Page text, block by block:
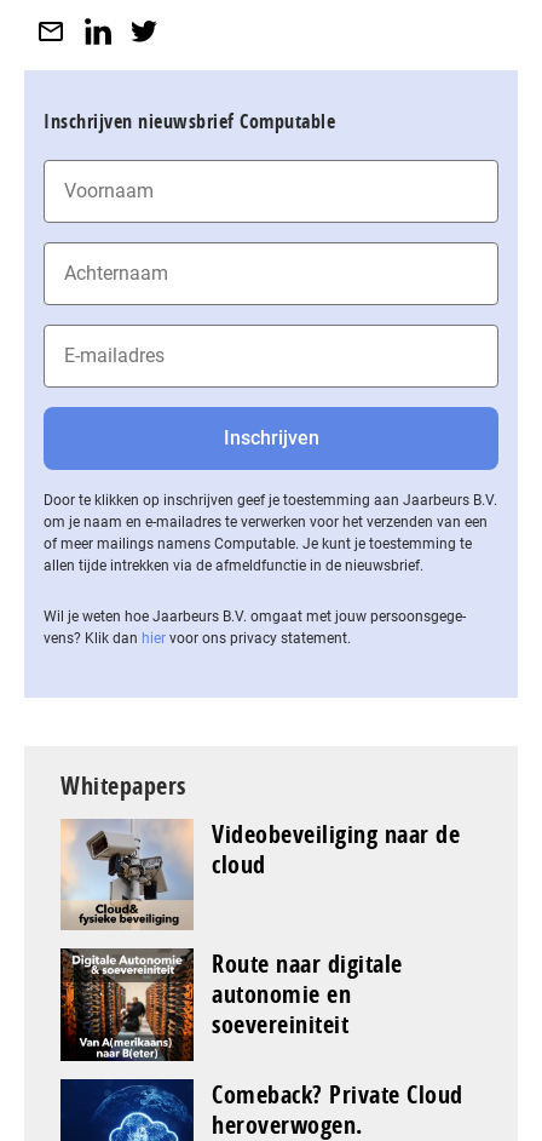
Inschrijven nieuwsbrief Computable
Door te klikken op inschrijven geef je toestemming aan Jaarbeurs B.V.
om je naam en e-mailadres te verwerken voor het verzenden van een
of meer mailings namens Computable. Je kunt je toestemming te
allen tijde intrekken via de af­meld­func­tie in de nieuwsbrief.
Wil je weten hoe Jaarbeurs B.V. omgaat met jouw per­soons­ge­ge­
vens? Klik dan hier voor ons privacy statement.
Whitepapers
Videobeveiliging naar de
cloud
Route naar digitale
autonomie en
soevereiniteit
Comeback? Private Cloud
heroverwogen.